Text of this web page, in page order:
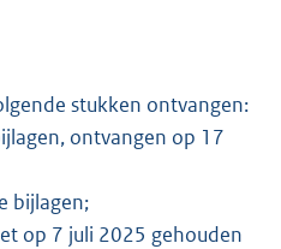
stukken ontvangen:
ontvangen op 17
bijlagen;
op 7 juli 2025 gehouden